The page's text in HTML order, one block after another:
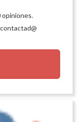
opiniones.